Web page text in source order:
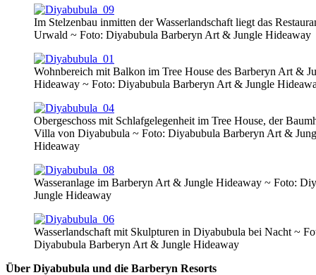
Im Stelzenbau inmitten der Wasserlandschaft liegt das
Urwald ~ Foto: Diyabubula Barberyn Art & Jungle Hideaway
Wohnbereich mit Balkon im Tree House des Barberyn Art &
Hideaway ~ Foto: Diyabubula Barberyn Art & Jungle
Obergeschoss mit Schlafgelegenheit im Tree House, der
Villa von Diyabubula ~ Foto: Diyabubula Barberyn Art &
Hideaway
Wasseranlage im Barberyn Art & Jungle Hideaway ~ Foto:
Jungle Hideaway
Wasserlandschaft mit Skulpturen in Diyabubula bei Nacht ~
Diyabubula Barberyn Art & Jungle Hideaway
Über Diyabubula und die Barberyn Resorts